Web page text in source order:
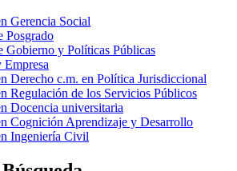
Gerencia Social
Posgrado
Gobierno y Políticas Públicas
Empresa
Derecho c.m. en Política Jurisdiccional
Regulación de los Servicios Públicos
Docencia universitaria
Cognición Aprendizaje y Desarrollo
Ingeniería Civil